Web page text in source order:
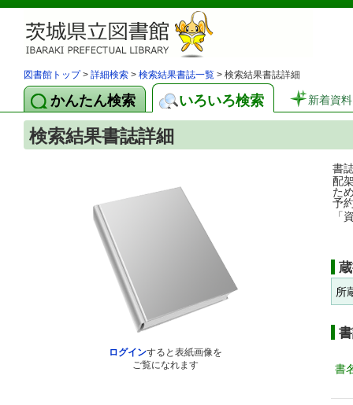
図書館トップ> 詳細検索 > 検索結果書誌一覧 > 検索結果書誌詳細
かんたん検索 いろいろ検索 新着資料
検索結果書誌詳細
ログインすると表紙画像を
ご覧になれます
書
配
た
予
「
所
書